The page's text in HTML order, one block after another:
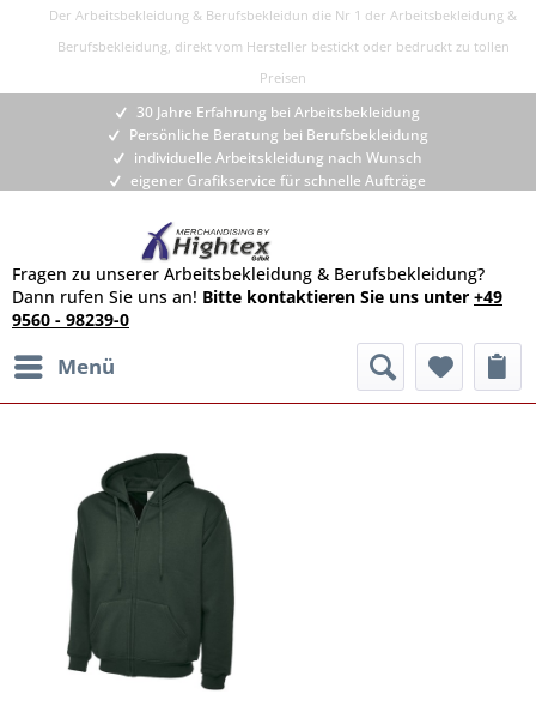
Der Arbeitsbekleidung & Berufsbekleidun die Nr 1 der Arbeitsbekleidung &
Berufsbekleidung, direkt vom Hersteller bestickt oder bedruckt zu tollen
Preisen
30 Jahre Erfahrung bei Arbeitsbekleidung
Persönliche Beratung bei Berufsbekleidung
individuelle Arbeitskleidung nach Wunsch
eigener Grafikservice für schnelle Aufträge
Fragen zu unserer Arbeitsbekleidung & Berufsbekleidung?
Dann rufen Sie uns an! Bitte kontaktieren Sie uns unter +49
9560 - 98239-0
Menü